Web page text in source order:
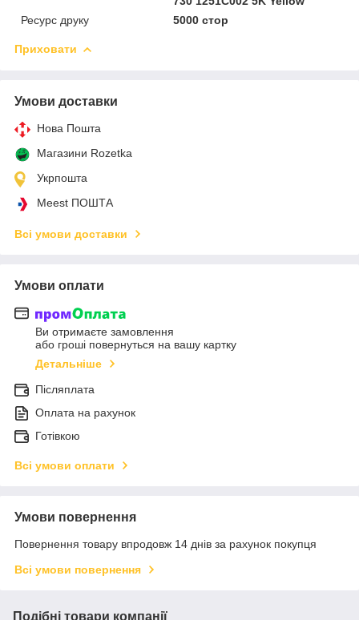
Ресурс друку
5000 стор
Приховати
Умови доставки
Нова Пошта
Магазини Rozetka
Укрпошта
Meest ПОШТА
Всі умови доставки
Умови оплати
Ви отримаєте замовлення
або гроші повернуться на вашу картку
Детальніше
Післяплата
Оплата на рахунок
Готівкою
Всі умови оплати
Умови повернення
Повернення товару впродовж 14 днів за рахунок покупця
Всі умови повернення
Подібні товари компанії